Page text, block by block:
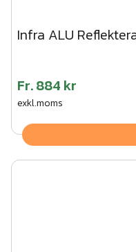
Infra ALU
Fr.884 kr
exkl.moms